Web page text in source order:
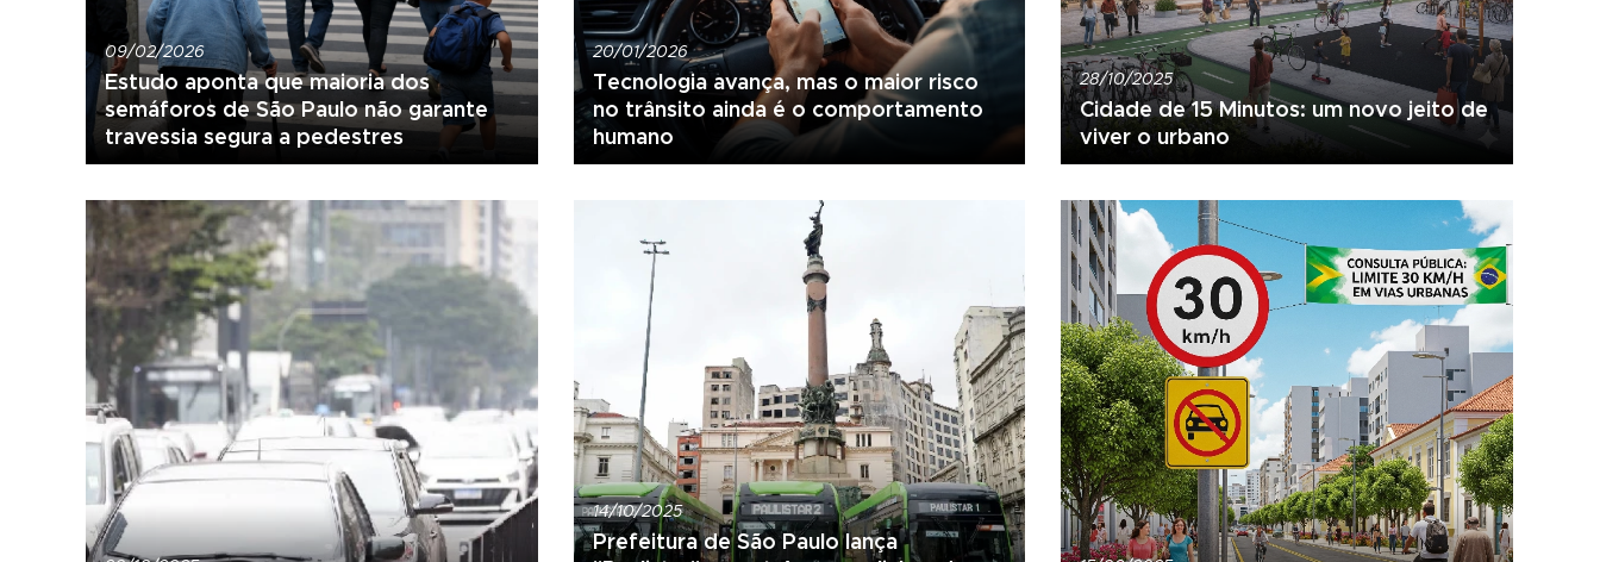
09/02/2026
Estudo aponta que maioria dos
semáforos de São Paulo não garante
travessia segura a pedestres
20/01/2026
Tecnologia avança, mas o maior risco
no trânsito ainda é o comportamento
humano
28/10/2025
Cidade de 15 Minutos: um novo jeito de
viver o urbano
14/10/2025
Prefeitura de São Paulo lança